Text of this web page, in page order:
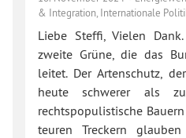
& Integration, Internationale
Liebe Steffi, Vielen
zweite Grüne, die das
leitet. Der Artenschutz,
heute schwerer als
rechtspopulistische
teuren Treckern